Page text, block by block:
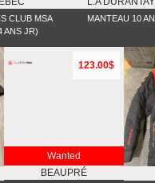
CLUB MSA
ANS JR)
MANTEAU 10
123.00$
Wanted
BEAUPRÉ